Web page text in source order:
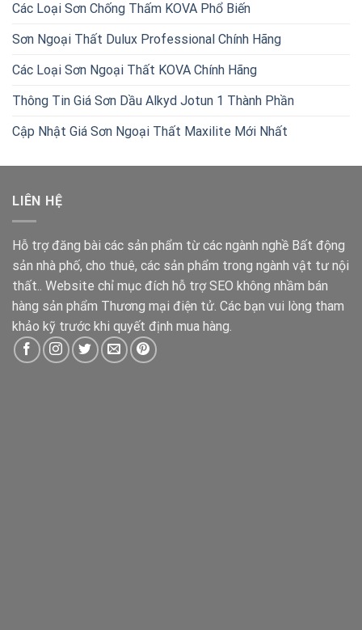
Các Loại Sơn Chống Thấm KOVA Phổ Biến
Sơn Ngoại Thất Dulux Professional Chính Hãng
Các Loại Sơn Ngoại Thất KOVA Chính Hãng
Thông Tin Giá Sơn Dầu Alkyd Jotun 1 Thành Phần
Cập Nhật Giá Sơn Ngoại Thất Maxilite Mới Nhất
LIÊN HỆ
Hỗ trợ đăng bài các sản phẩm từ các ngành nghề Bất động
sản nhà phố, cho thuê, các sản phẩm trong ngành vật tư nội
thất.. Website chỉ mục đích hỗ trợ SEO không nhầm bán
hàng sản phẩm Thương mại điện tử. Các bạn vui lòng tham
khảo kỹ trước khi quyết định mua hàng.